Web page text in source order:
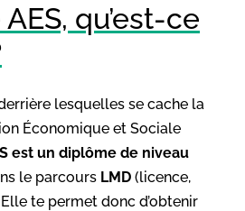
qu’est-ce
lesquelles se cache la
Économique et Sociale
est un diplôme de niveau
le parcours LMD (licence,
te permet donc d’obtenir